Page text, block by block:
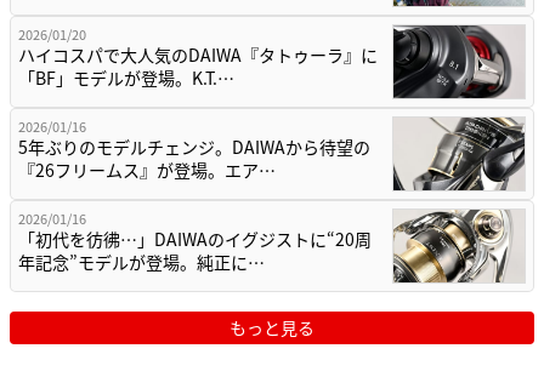
2026/01/20
ハイコスパで大人気のDAIWA『タトゥーラ』に
「BF」モデルが登場。K.T.…
2026/01/16
5年ぶりのモデルチェンジ。DAIWAから待望の
『26フリームス』が登場。エア…
2026/01/16
「初代を彷彿…」DAIWAのイグジストに“20周
年記念”モデルが登場。純正に…
もっと見る